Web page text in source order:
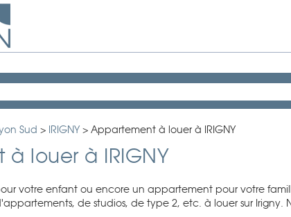
Sud > IRIGNY > Appartement à louer à IRIGNY
louer à IRIGNY
votre enfant ou encore un appartement pour votre
de studios, de type 2, etc. à louer sur Irigny.